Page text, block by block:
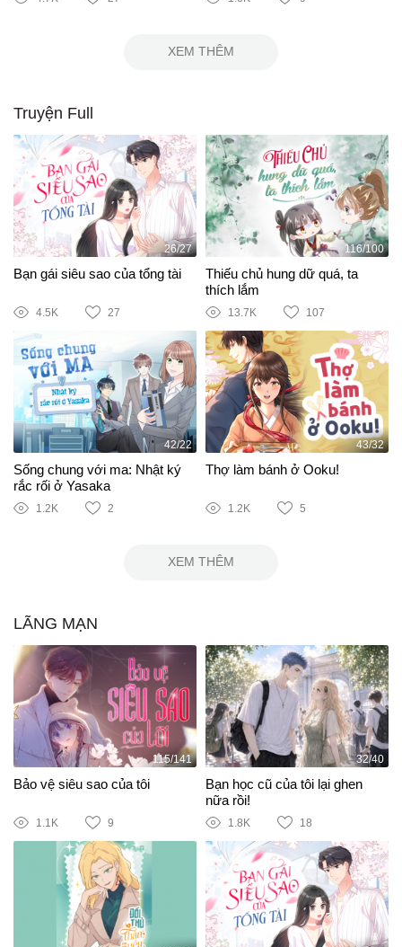
XEM THÊM
Truyện Full
26/27
Bạn gái siêu sao của tổng tài
4.5K 27
116/100
Thiếu chủ hung dữ quá, ta
thích lắm
13.7K 107
42/22
Sống chung với ma: Nhật ký
rắc rối ở Yasaka
1.2K 2
43/32
Thợ làm bánh ở Ooku!
1.2K 5
XEM THÊM
LÃNG MẠN
115/141
Bảo vệ siêu sao của tôi
1.1K 9
32/40
Bạn học cũ của tôi lại ghen
nữa rồi!
1.8K 18